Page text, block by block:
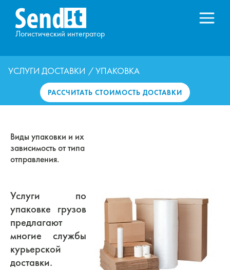
Логистический интегратор
УСЛУГИ ДОСТАВКИ / УПАКОВКА
РАССЧИТАТЬ СТОИМОСТЬ ДОСТАВКИ
Виды упаковки и их
зависимость от типа
отправления.
Услуги по
упаковке грузов
предлагают
многие службы
курьерской
доставки.